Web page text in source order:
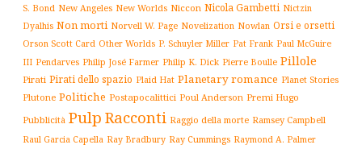
S. Bond New Angeles New Worlds Niccon Nicola Gambetti Nictzin
Dyalhis Non morti Norvell W. Page Novelization Nowlan Orsi e orsetti
Orson Scott Card Other Worlds P. Schuyler Miller Pat Frank Paul McGuire
III Pendarves Philip José Farmer Philip K. Dick Pierre Boulle Pillole
Pirati Pirati dello spazio Plaid Hat Planetary romance Planet Stories
Plutone Politiche Postapocalittici Poul Anderson Premi Hugo
Pubblicità Pulp Racconti Raggio della morte Ramsey Campbell
Raul Garcia Capella Ray Bradbury Ray Cummings Raymond A. Palmer